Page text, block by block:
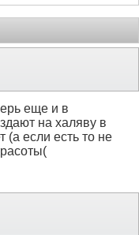
еще и в
на халяву в
если есть то не